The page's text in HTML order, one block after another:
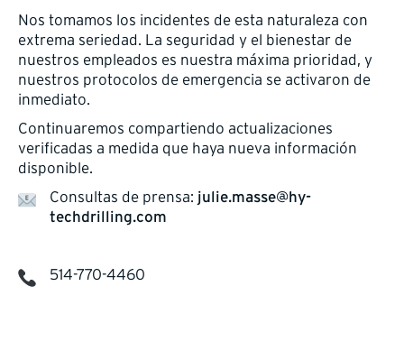
Nos tomamos los incidentes de esta naturaleza con
extrema seriedad. La seguridad y el bienestar de
nuestros empleados es nuestra máxima prioridad, y
nuestros protocolos de emergencia se activaron de
inmediato.
Continuaremos compartiendo actualizaciones
verificadas a medida que haya nueva información
disponible.
Consultas de prensa: julie.masse@hy-
techdrilling.com
514-770-4460